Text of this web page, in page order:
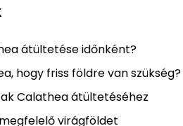
átültetése időnként?
hogy friss földre van szükség?
Calathea átültetéséhez
virágföldet